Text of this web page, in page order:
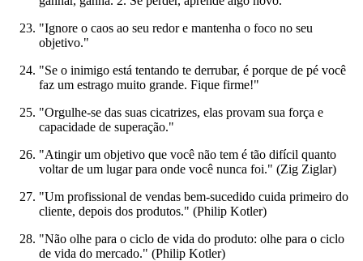
"Ignore o caos ao seu redor e mantenha o foco no seu
objetivo."
"Se o inimigo está tentando te derrubar, é porque de pé você
faz um estrago muito grande. Fique firme!"
"Orgulhe-se das suas cicatrizes, elas provam sua força e
capacidade de superação."
"Atingir um objetivo que você não tem é tão difícil quanto
voltar de um lugar para onde você nunca foi." (Zig Ziglar)
"Um profissional de vendas bem-sucedido cuida primeiro do
cliente, depois dos produtos." (Philip Kotler)
"Não olhe para o ciclo de vida do produto: olhe para o ciclo
de vida do mercado." (Philip Kotler)